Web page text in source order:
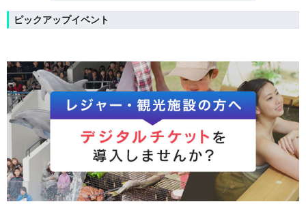
ピックアップイベント